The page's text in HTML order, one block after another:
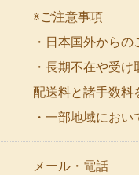
※ご注意事項
・日本国外からの
・長期不在や受
配送料と諸手数料
・一部地域にお
メール・電話